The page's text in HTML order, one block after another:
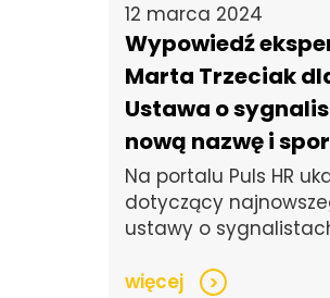
12 marca 2024
Wypowiedź
Marta Trzeciak
Ustawa o
nową nazwę i
Na portalu Puls HR
dotyczący
ustawy o
więcej >